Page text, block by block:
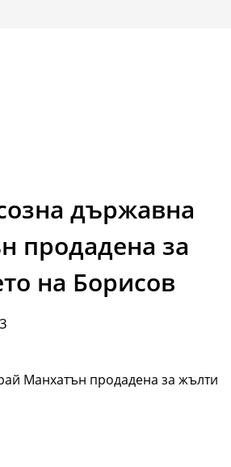
държавна
продадена за
на Борисов
Манхатън продадена за жълти